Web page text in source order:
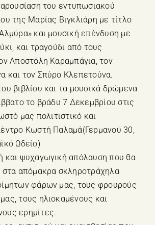
του εντυπωσιακού
της Μαρίας Βιγκλιάρη με τίτλο
και μουσική επένδυση με
και τραγούδι από τους
Αποστόλη Καραμπάγια, τον
και τον Σπύρο Κλεπετούνα.
βιβλίου και τα μουσικά δρώμενα
το βράδυ 7 Δεκεμβρίου στις
μας πολιτιστικό και
Κωστή Παλαμά(Γερμανού 30,
Ωδείο)
και ψυχαγωγική απόλαυση που θα
στα απόμακρα σκληροτράχηλα
φάρων μας, τους φρουρούς
τους ηλιοκαμένους και
ερημίτες.